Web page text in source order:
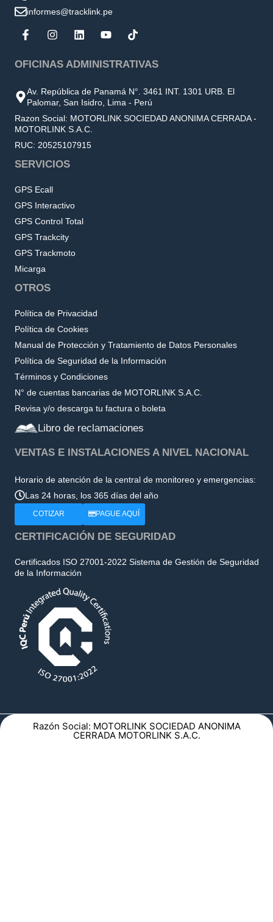
informes@tracklink.pe
OFICINAS ADMINISTRATIVAS
Av. República de Panamá N°. 3461 INT. 1301 URB. El
Palomar, San Isidro, Lima - Perú
Razon Social: MOTORLINK SOCIEDAD ANONIMA CERRADA -
MOTORLINK S.A.C.
RUC: 20525107915
SERVICIOS
GPS Ecall
GPS Interactivo
GPS Control Total
GPS Trackcity
GPS Trackmoto
Micarga
OTROS
Política de Privacidad
Política de Cookies
Manual de Protección y Tratamiento de Datos Personales
Política de Seguridad de la Información
Términos y Condiciones
N° de cuentas bancarias de MOTORLINK S.A.C.
Revisa y/o descarga tu factura o boleta
Libro de reclamaciones
VENTAS E INSTALACIONES A NIVEL NACIONAL
Horario de atención de la central de monitoreo y emergencias:
Las 24 horas, los 365 días del año
COTIZAR PAGUE AQUÍ
CERTIFICACIÓN DE SEGURIDAD
Certificados ISO 27001-2022 Sistema de Gestión de Seguridad
de la Información
Razón Social: MOTORLINK SOCIEDAD ANONIMA
CERRADA MOTORLINK S.A.C.